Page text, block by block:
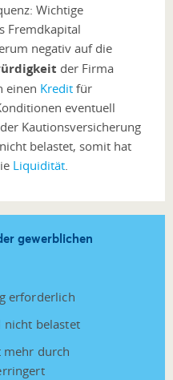
Wichtige
Fremdkapital
negativ auf die
der Firma
einen Kredit für
eventuell
Kautionsversicherung
belastet, somit hat
Liquidität.
gewerblichen
erforderlich
belastet
durch